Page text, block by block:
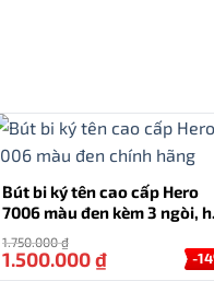
giá của dân tộc.
chỉ đẹp về hình thức,
biểu tượng tôn vinh
và văn hóa.
HỖ TRỢ
Bút bi ký tên cao cấp Hero
7006 màu đen kèm 3 ngòi,
1.750.000₫
-
1.500.000₫